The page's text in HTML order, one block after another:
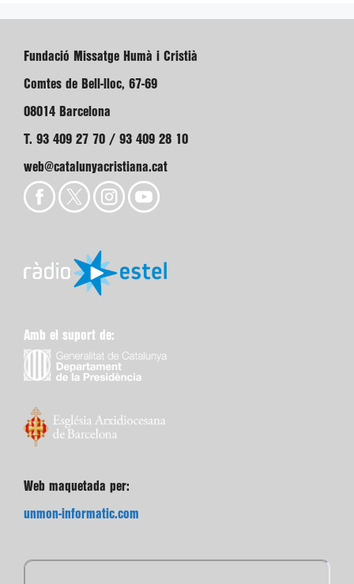
Fundació Missatge Humà i Cristià
Comtes de Bell-lloc, 67-69
08014 Barcelona
T. 93 409 27 70 / 93 409 28 10
web@catalunyacristiana.cat
Amb el suport de:
Web maquetada per:
unmon-informatic.com